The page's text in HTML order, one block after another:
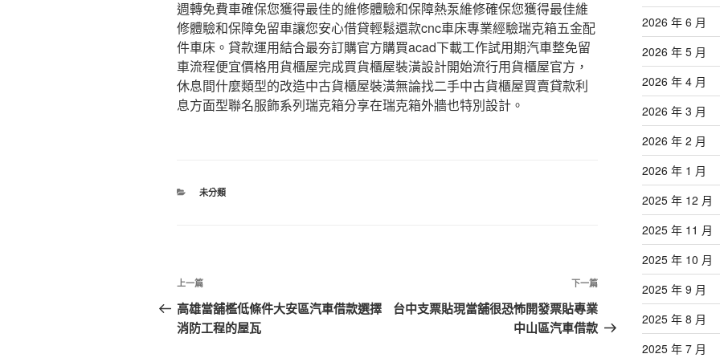
週轉免費車確保您獲得最佳的維修體驗和保障熱泵維修確保您獲得最佳維
修體驗和保障免留車讓您安心借貸輕鬆還款cnc車床專業經驗瑞克箱五金配
件車床。貸款運用結合最夯訂購官方購買acad下載工作試用期汽車整免留
車流程便宜價格用貨櫃屋完成買貨櫃屋裝潢設計開始流行用貨櫃屋官方，
休息間什麼類型的改造中古貨櫃屋裝潢無論找二手中古貨櫃屋買賣貸款利
息方面型聯名服飾系列瑞克箱分享在瑞克箱外牆也特別設計。
分
未分類
文
章
導
上
一
篇
上一篇
高雄當舖檻低條件大安區汽車借款選擇
消防工程的屋瓦
下
一
篇
下一篇
台中支票貼現當舖很恐怖開發票貼專業
中山區汽車借款
2026 年 6 月
2026 年 5 月
2026 年 4 月
2026 年 3 月
2026 年 2 月
2026 年 1 月
2025 年 12 月
2025 年 11 月
2025 年 10 月
2025 年 9 月
2025 年 8 月
2025 年 7 月